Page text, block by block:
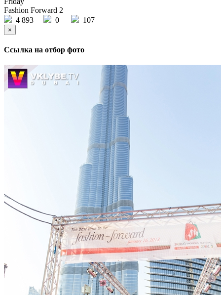
Fashion Forward 2
4 893
0 107
×
Ссылка на отбор фото